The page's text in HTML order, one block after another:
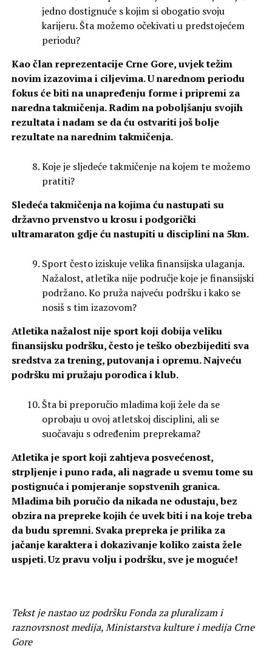
jedno dostignuće s kojim si obogatio svoju
karijeru. Šta možemo očekivati u predstojećem
periodu?
Kao član reprezentacije Crne Gore, uvjek težim
novim izazovima i ciljevima. U narednom periodu
fokus će biti na unapređenju forme i pripremi za
naredna takmičenja. Radim na poboljšanju svojih
rezultata i nadam se da ću ostvariti još bolje
rezultate na narednim takmičenja.
Koje je sljedeće takmičenje na kojem te možemo
pratiti?
Sledeća takmičenja na kojima ću nastupati su
državno prvenstvo u krosu i podgorički
ultramaraton gdje ću nastupiti u disciplini na 5km.
Sport često iziskuje velika finansijska ulaganja.
Nažalost, atletika nije područje koje je finansijski
podržano. Ko pruža najveću podršku i kako se
nosiš s tim izazovom?
Atletika nažalost nije sport koji dobija veliku
finansijsku podršku, često je teško obezbijediti sva
sredstva za trening, putovanja i opremu. Najveću
podršku mi pružaju porodica i klub.
Šta bi preporučio mladima koji žele da se
oprobaju u ovoj atletskoj disciplini, ali se
suočavaju s određenim preprekama?
Atletika je sport koji zahtjeva posvećenost,
strpljenje i puno rada, ali nagrade u svemu tome su
postignuća i pomjeranje sopstvenih granica.
Mladima bih poručio da nikada ne odustaju, bez
obzira na prepreke kojih će uvek biti i na koje treba
da budu spremni. Svaka prepreka je prilika za
jačanje karaktera i dokazivanje koliko zaista žele
uspjeti. Uz pravu volju i podršku, sve je moguće!
Tekst je nastao uz podršku Fonda za pluralizam i
raznovrsnost medija, Ministarstva kulture i medija Crne
Gore